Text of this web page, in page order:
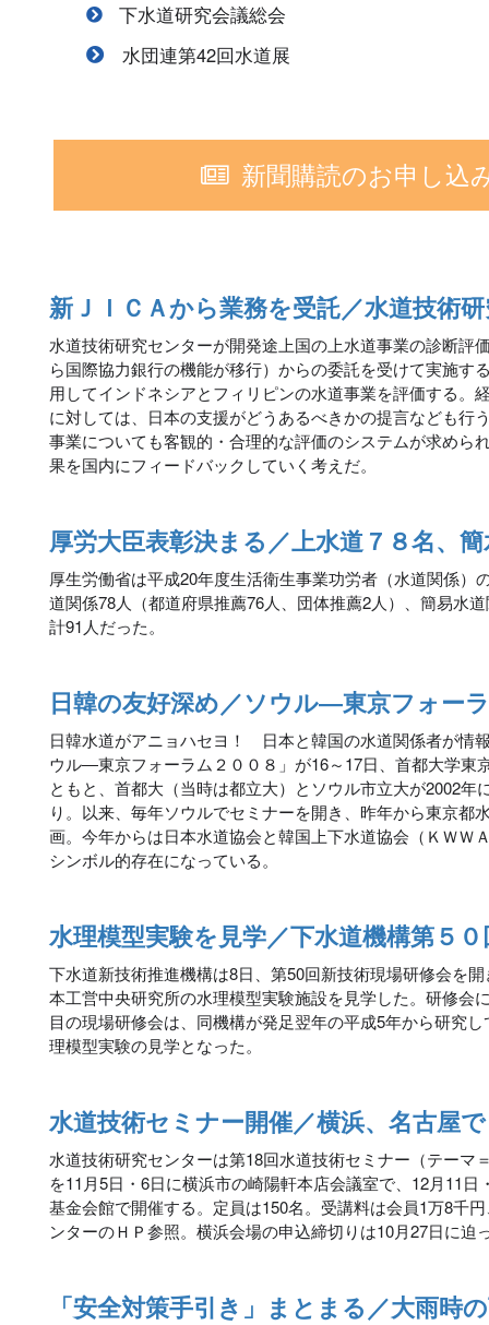
下水道研究会議総会
水団連第42回水道展
新聞購読のお申し込
新ＪＩＣＡから業務を受託／水道技術
水道技術研究センターが開発途上国の上水道事業の診断評
ら国際協力銀行の機能が移行）からの委託を受けて実施す
用してインドネシアとフィリピンの水道事業を評価する。
に対しては、日本の支援がどうあるべきかの提言なども行
事業についても客観的・合理的な評価のシステムが求めら
果を国内にフィードバックしていく考えだ。
厚労大臣表彰決まる／上水道７８名、
厚生労働省は平成20年度生活衛生事業功労者（水道関係）
道関係78人（都道府県推薦76人、団体推薦2人）、簡易水
計91人だった。
日韓の友好深め／ソウル―東京フォー
日韓水道がアニョハセヨ！ 日本と韓国の水道関係者が情
ウル―東京フォーラム２００８」が16～17日、首都大学東
ともと、首都大（当時は都立大）とソウル市立大が2002年
り。以来、毎年ソウルでセミナーを開き、昨年から東京都
画。今年からは日本水道協会と韓国上下水道協会（ＫＷＷ
シンボル的存在になっている。
水理模型実験を見学／下水道機構第５
下水道新技術推進機構は8日、第50回新技術現場研修会を
本工営中央研究所の水理模型実験施設を見学した。研修会
目の現場研修会は、同機構が発足翌年の平成5年から研究
理模型実験の見学となった。
水道技術セミナー開催／横浜、名古屋で
水道技術研究センターは第18回水道技術セミナー（テーマ
を11月5日・6日に横浜市の崎陽軒本店会議室で、12月11
基金会館で開催する。定員は150名。受講料は会員1万8千
ンターのＨＰ参照。横浜会場の申込締切りは10月27日に迫
「安全対策手引き」まとまる／大雨時